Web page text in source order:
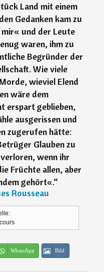
Land mit einem
Gedanken kam zu
und der Leute
waren, ihm zu
Begründer der
Wie viele
wieviel Elend
wäre dem
erspart geblieben,
ausgerissen und
zugerufen hätte:
Glauben zu
wenn ihr
Früchte allen, aber
gehört«.“
Rousseau
WhatsApp Bild